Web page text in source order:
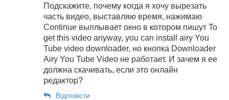
Подскажите, почему когда я хочу вырезать
часть видео, выставляю время, нажимаю
Continue выплывает окно в котором пишут To
get this video anyway, you can install airy You
Tube video downloader, но кнопка Downloader
Airy You Tube Video не работает. И зачем я ее
должна скачивать, если это онлайн
редактор?
Відповіcти